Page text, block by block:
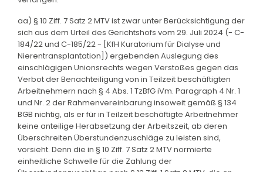
aa) § 10 Ziff. 7 Satz 2 MTV ist zwar unter Berücksichtigung der
sich aus dem Urteil des Gerichtshofs vom 29. Juli 2024 (- C-
184/22 und C-185/22 - [KfH Kuratorium für Dialyse und
Nierentransplantation]) ergebenden Auslegung des
einschlägigen Unionsrechts wegen Verstoßes gegen das
Verbot der Benachteiligung von in Teilzeit beschäftigten
Arbeitnehmern nach § 4 Abs. 1 TzBfG iVm. Paragraph 4 Nr. 1
und Nr. 2 der Rahmenvereinbarung insoweit gemäß § 134
BGB nichtig, als er für in Teilzeit beschäftigte Arbeitnehmer
keine anteilige Herabsetzung der Arbeitszeit, ab deren
Überschreiten Überstundenzuschläge zu leisten sind,
vorsieht. Denn die in § 10 Ziff. 7 Satz 2 MTV normierte
einheitliche Schwelle für die Zahlung der